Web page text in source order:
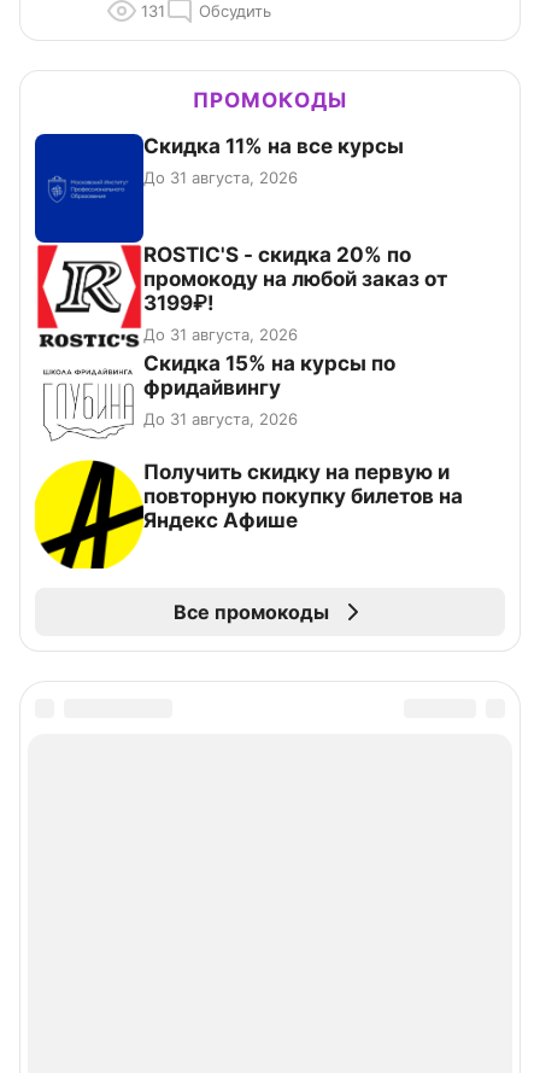
131 Обсудить
ПРОМОКОДЫ
Скидка 11% на все курсы
До 31 августа, 2026
ROSTIC'S - скидка 20% по
промокоду на любой заказ от
3199₽!
До 31 августа, 2026
Скидка 15% на курсы по
фридайвингу
До 31 августа, 2026
Получить скидку на первую и
повторную покупку билетов на
Яндекс Афише
Все промокоды